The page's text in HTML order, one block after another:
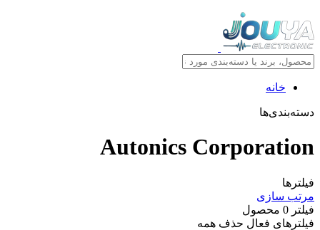
خانه
دسته‌بندی‌ها
Autonics Corporation
فیلترها
مرتب سازی
فیلتر 0 محصول
فیلترهای فعال حذف همه